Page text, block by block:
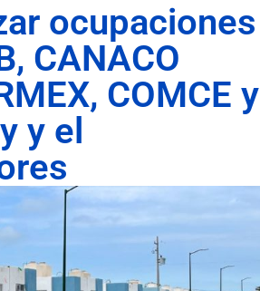
ocupaciones
CANACO
COMCE y
y el